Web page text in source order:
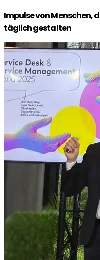
Impulse von
täglich gestalten